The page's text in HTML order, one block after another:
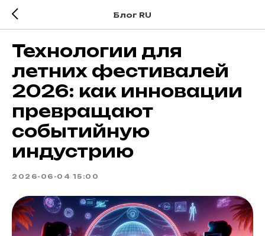
Блог RU
Технологии для
летних фестивалей
2026: как инновации
превращают
событийную
индустрию
2026-06-04 15:00